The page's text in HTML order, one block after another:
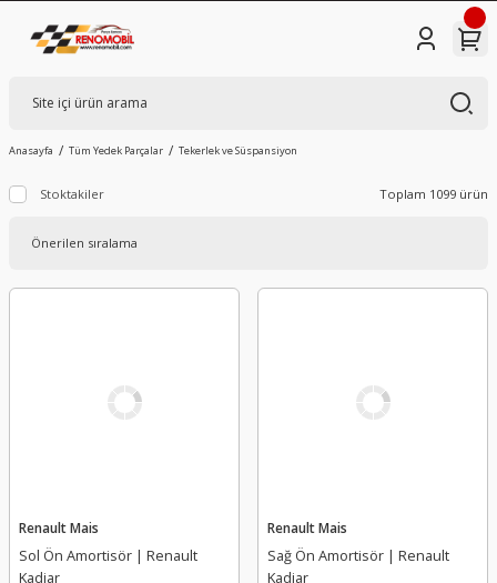
Anasayfa Tüm Yedek Parçalar Tekerlek ve Süspansiyon
Stoktakiler Toplam 1099 ürün
Renault Mais
Sol Ön Amortisör | Renault
Kadjar
Renault Mais
Sağ Ön Amortisör | Renault
Kadjar